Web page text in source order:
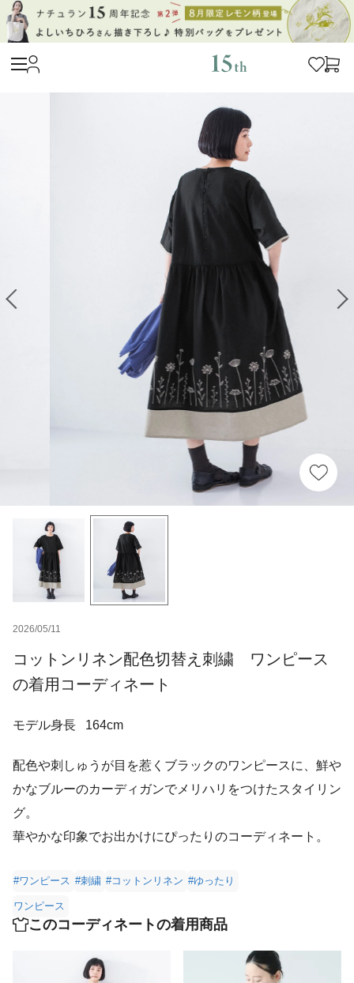
2026/05/11
コットンリネン配色切替え刺繍 ワンピース
の着用コーディネート
モデル身長 164cm
配色や刺しゅうが目を惹くブラックのワンピースに、鮮や
かなブルーのカーディガンでメリハリをつけたスタイリン
グ。
華やかな印象でお出かけにぴったりのコーディネート。
#ワンピース #刺繍 #コットンリネン #ゆったり
ワンピース
このコーディネートの着用商品